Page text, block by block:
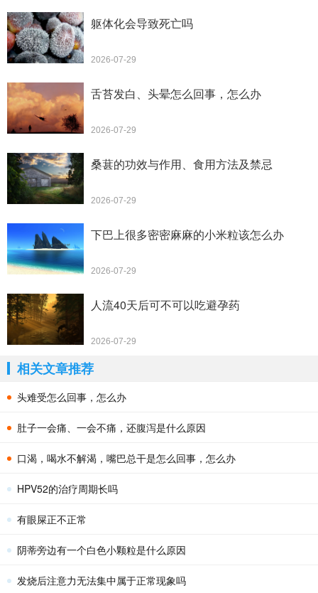
躯体化会导致死亡吗
2026-07-29
舌苔发白、头晕怎么回事，怎么办
2026-07-29
桑葚的功效与作用、食用方法及禁忌
2026-07-29
下巴上很多密密麻麻的小米粒该怎么办
2026-07-29
人流40天后可不可以吃避孕药
2026-07-29
相关文章推荐
头难受怎么回事，怎么办
肚子一会痛、一会不痛，还腹泻是什么原因
口渴，喝水不解渴，嘴巴总干是怎么回事，怎么办
HPV52的治疗周期长吗
有眼屎正不正常
阴蒂旁边有一个白色小颗粒是什么原因
发烧后注意力无法集中属于正常现象吗